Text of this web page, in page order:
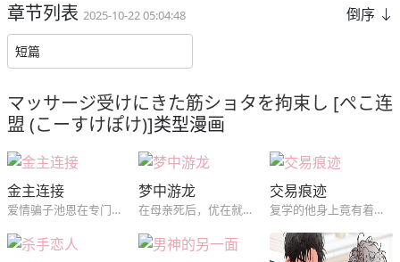
章节列表 2025-10-22 05:04:48 倒序
短篇
マッサージ受けにきた筋ショタを拘束し [ぺこ连
盟 (こーすけぽけ)]类型漫画
金主连接
爱情骗子池恩在专门挑有钱人下手假装和他们谈恋爱骗取金钱后巧妙利用手段脱身，有钱人车海成注意到池恩在并专门调查过他后打算利用池恩在无法拒绝的金钱手段和他缔结交往关系...
梦中游龙
在母亲死后，优在就深陷桃色梦靥之中，没想到那个梦中的男人，在现实中找到了他...
交易痕迹
复学的他身上竟有着密密麻麻的伤痕？这些伤口又是谁造成的？而他身份又究竟是？